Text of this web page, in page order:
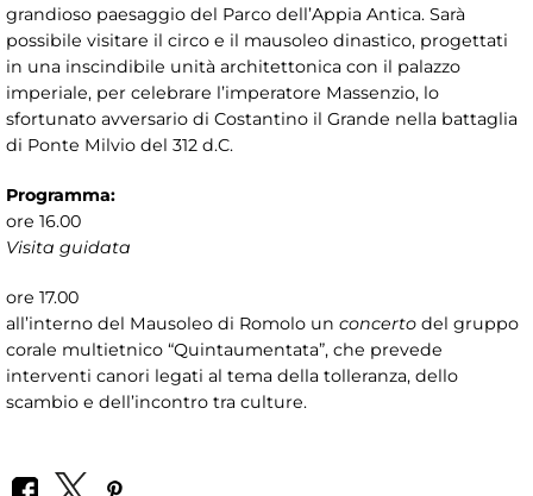
grandioso paesaggio del Parco dell’Appia Antica. Sarà
possibile visitare il circo e il mausoleo dinastico, progettati
in una inscindibile unità architettonica con il palazzo
imperiale, per celebrare l’imperatore Massenzio, lo
sfortunato avversario di Costantino il Grande nella battaglia
di Ponte Milvio del 312 d.C.
Programma:
ore 16.00
Visita guidata
ore 17.00
all’interno del Mausoleo di Romolo un concerto del gruppo
corale multietnico “Quintaumentata”, che prevede
interventi canori legati al tema della tolleranza, dello
scambio e dell’incontro tra culture.